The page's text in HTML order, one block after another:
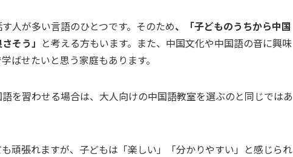
人が多い言語のひとつです。そのため、「子どものうちから中国
そう」 と考える方もいます。また、中国文化や中国語の音に興味
ばせたいと思う家庭もあります。
を習わせる場合は、大人向けの中国語教室を選ぶのと同じではあ
頑張れますが、子どもは「楽しい」「分かりやすい」と感じられ